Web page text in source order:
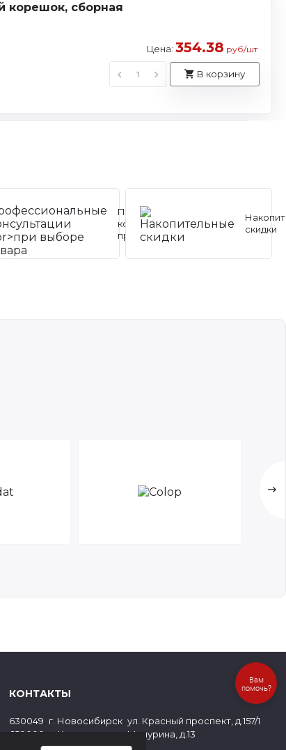
корешок, сборная
Цена: 354.38 руб/шт
В корзину
Профессиональные
консультации
при выборе товара
скидки
КОНТАКТЫ
630049 г. Новосибирск ул. Красный проспект, д.157/1
650000
г. Кемерово ул. Мичурина, д.13
Вам
помочь?